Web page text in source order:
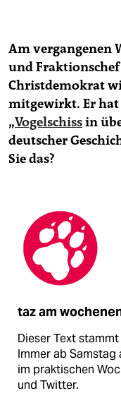
Am vergangenen
und
Christdemokrat
mitgewirkt. Er hat
„Vogelschissin
deutscher
Sie das?
taz am
Dieser Text
Immer ab Samstag
im praktischen
und Twitter.